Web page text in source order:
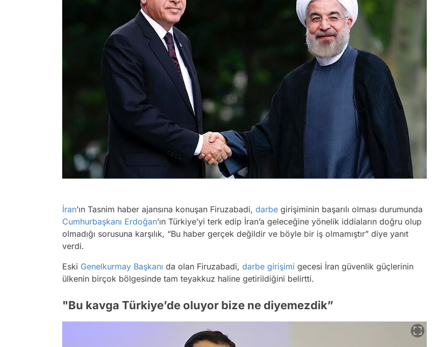
İran’ın Tasnim haber ajansına konuşan Firuzabadi, darbe girişiminin başarılı olması durumunda
Cumhurbaşkanı Erdoğan’ın Türkiye’yi terk edip İran’a geleceğine yönelik iddiaların doğru olup
olmadığı sorusuna karşılık, “Bu haber gerçek değildir ve böyle bir iş olmamıştır” diye yanıt
verdi.
Eski Genelkurmay Başkanı da olan Firuzabadi, darbe girişimi gecesi İran güvenlik güçlerinin
ülkenin birçok bölgesinde tam teyakkuz haline getirildiğini belirtti.
"Bu kavga Türkiye’de oluyor bize ne diyemezdik”